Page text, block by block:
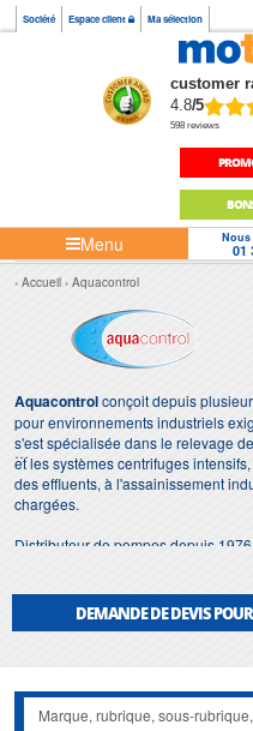
Société Espace client Ma sélection
customer
4.8/5
598 reviews
Menu 01
Accueil Aquacontrol
Aquacontrolconçoit depuis
pour environnements industriels
s'est spécialisée dans le relevage
et les systèmes centrifuges
des effluents, à l'assainissement
chargées.
Distributeur de pompes depuis 1976,
en France et à
l'installation, la réparation et les
comme des particuliers. L'offre
DEMANDE DE DEVIS